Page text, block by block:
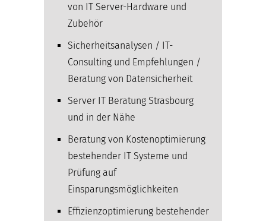
von IT Server-Hardware und
Zubehör
Sicherheitsanalysen / IT-
Consulting und Empfehlungen /
Beratung von Datensicherheit
Server IT Beratung Strasbourg
und in der Nähe
Beratung von Kostenoptimierung
bestehender IT Systeme und
Prüfung auf
Einsparungsmöglichkeiten
Effizienzoptimierung bestehender